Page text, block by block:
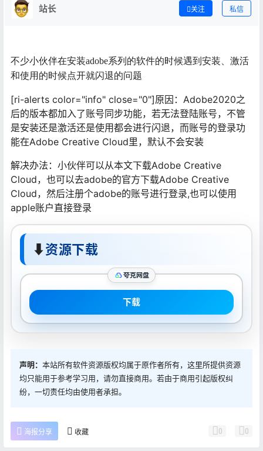
站长 关注 私信
不少小伙伴在安装adobe系列的软件的时候遇到安装、激活
和使用的时候点开就闪退的问题
[ri-alerts color="info" close="0"]原因：Adobe2020之
后的版本都加入了账号同步功能，若无法登陆账号，不管
是安装还是激活还是使用都会进行闪退，而账号的登录功
能在Adobe Creative Cloud里，默认不会安装
解决办法：小伙伴可以从本文下载Adobe Creative
Cloud，也可以去adobe的官方下载Adobe Creative
Cloud，然后注册个adobe的账号进行登录,也可以使用
apple账户直接登录
⬇资源下载
夸克网盘
下载
声明： 本站所有软件资源版权均属于原作者所有，这里所提供资源
均只能用于参考学习用，请勿直接商用。若由于商用引起版权纠
纷，一切责任均由使用者承担。
海报分享 收藏 0 0